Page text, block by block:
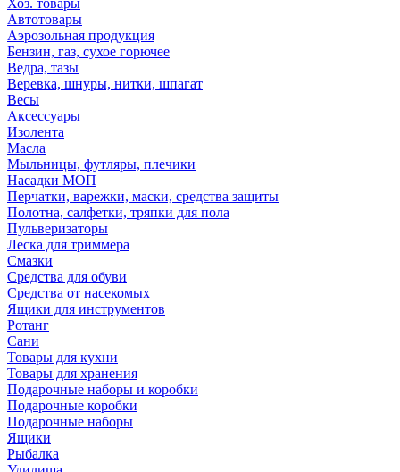
Хоз. товары
Автотовары
Аэрозольная продукция
Бензин, газ, сухое горючее
Ведра, тазы
Веревка, шнуры, нитки, шпагат
Весы
Аксессуары
Изолента
Масла
Мыльницы, футляры, плечики
Насадки МОП
Перчатки, варежки, маски, средства защиты
Полотна, салфетки, тряпки для пола
Пульверизаторы
Леска для триммера
Смазки
Средства для обуви
Средства от насекомых
Ящики для инструментов
Ротанг
Сани
Товары для кухни
Товары для хранения
Подарочные наборы и коробки
Подарочные коробки
Подарочные наборы
Ящики
Рыбалка